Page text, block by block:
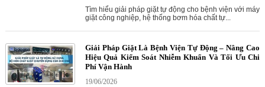
Tìm hiểu giải pháp giặt tự động cho bệnh viện với máy
giặt công nghiệp, hệ thống bơm hóa chất tự...
Giải Pháp Giặt Là Bệnh Viện Tự Động – Nâng Cao
Hiệu Quả Kiểm Soát Nhiễm Khuẩn Và Tối Ưu Chi
Phí Vận Hành
19/06/2026